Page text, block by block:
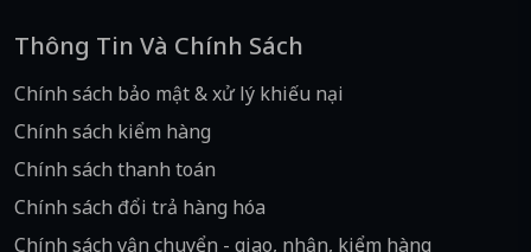
Thông Tin Và Chính Sách
Chính sách bảo mật & xử lý khiếu nại
Chính sách kiểm hàng
Chính sách thanh toán
Chính sách đổi trả hàng hóa
Chính sách vận chuyển - giao, nhận, kiểm hàng